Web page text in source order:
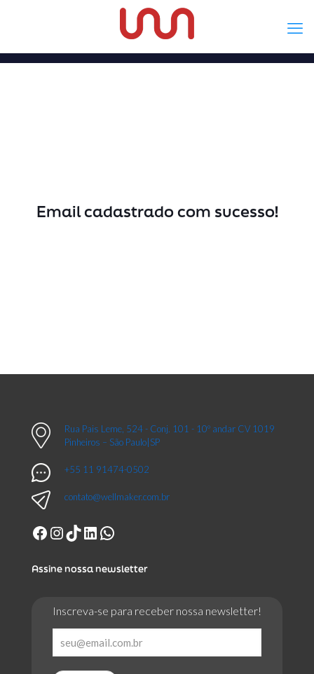
Email cadastrado com sucesso!
Rua Pais Leme, 524 - Conj. 101 - 10º andar CV 1019
Pinheiros – São Paulo|SP
+55 11 91474-0502
contato@wellmaker.com.br
Facebook
Instagram
TikTok
LinkedIn
WhatsApp
Assine nossa newsletter
Inscreva-se para receber nossa newsletter!